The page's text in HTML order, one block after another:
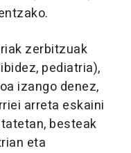
zerbitzuak
pediatria),
izango denez,
arreta eskaini
besteak
eta